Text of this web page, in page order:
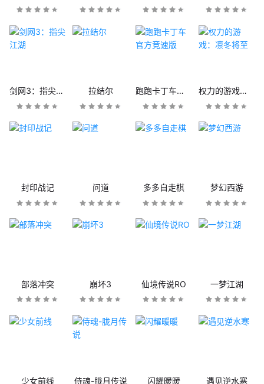
剑网3：指尖江湖 拉结尔 跑跑卡丁车官方竞速版 权力的游戏：凛冬将至
封印战记 问道 多多自走棋 梦幻西游
部落冲突 崩坏3 仙境传说RO 一梦江湖
少女前线 侍魂-胧月传说 闪耀暖暖 遇见逆水寒